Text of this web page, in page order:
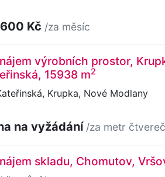
Kč /za měsíc
výrobních prostor,
15938 m2
Krupka, Nové Modlany
na vyžádání /za metr
skladu, Chomutov,